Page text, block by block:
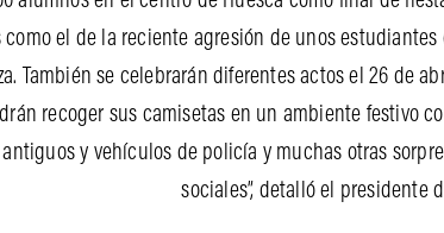
el de la reciente agresión de unos
También se celebrarán diferentes actos el 26 de
recoger sus camisetas en un ambiente festivo
y vehículos de policía y muchas otras
sociales”, detalló el presidente